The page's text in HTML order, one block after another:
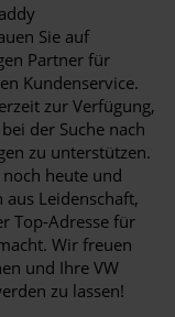
Sie auf
Partner für
Kundenservice.
zur Verfügung,
der Suche nach
zu unterstützen.
heute und
Leidenschaft,
Top-Adresse für
Wir freuen
und Ihre VW
zu lassen!